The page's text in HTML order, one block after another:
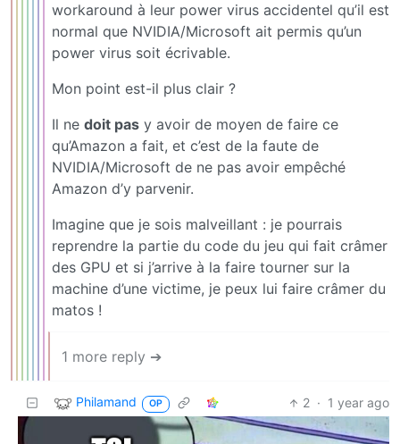
workaround à leur power virus accidentel qu’il est
normal que NVIDIA/Microsoft ait permis qu’un
power virus soit écrivable.
Mon point est-il plus clair ?
Il ne doit pas y avoir de moyen de faire ce
qu’Amazon a fait, et c’est de la faute de
NVIDIA/Microsoft de ne pas avoir empêché
Amazon d’y parvenir.
Imagine que je sois malveillant : je pourrais
reprendre la partie du code du jeu qui fait crâmer
des GPU et si j’arrive à la faire tourner sur la
machine d’une victime, je peux lui faire crâmer du
matos !
1 more reply ➔
Philamand OP 2 · 1 year ago